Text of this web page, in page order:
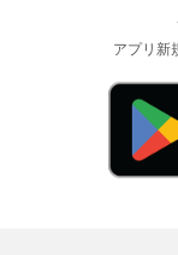
アプリ新